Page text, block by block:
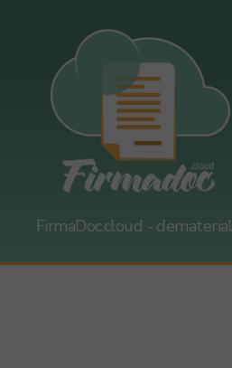
firmadoc.cloud
FirmaDoc.cloud -